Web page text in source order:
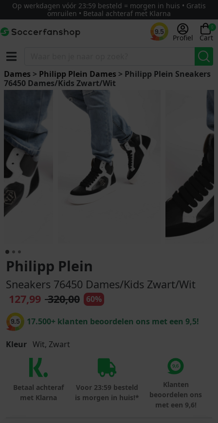
Op werkdagen vóór 23:59 besteld = morgen in huis • Gratis
omruilen • Betaal achteraf met Klarna
9.5
Profiel
0
Cart
Dames > Philipp Plein Dames > Philipp Plein Sneakers
76450 Dames/Kids Zwart/Wit
Philipp Plein
Sneakers 76450 Dames/Kids Zwart/Wit
127,99 320,00 60%
9.5 17.500+ klanten beoordelen ons met een 9,5!
Kleur Wit, Zwart
Betaal achteraf
met Klarna
Voor 23:59 besteld
is morgen in huis!*
Klanten
beoordelen ons
met een 9,6!